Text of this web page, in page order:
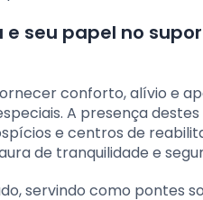
seu papel no
conforto, alívio e
A presença
e centros de
de tranquilidade e
servindo como pontes